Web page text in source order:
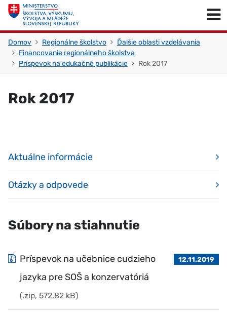
Skočiť na obsah
Domov Regionálne školstvo
Ďalšie oblasti vzdelávania
Financovanie regionálneho školstva
Príspevok na edukačné publikácie
Rok 2017
Rok 2017
Aktuálne informácie
Otázky a odpovede
Súbory na stiahnutie
Príspevok na učebnice cudzieho
jazyka pre SOŠ a konzervatóriá
(.zip, 572.82 kB)
12.11.2019
Skočiť na začiatok stránky